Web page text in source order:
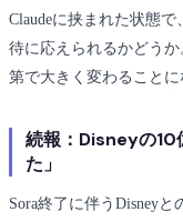
Claudeに挟まれた状態
待に応えられるかどう
第で大きく変わることに
続報：Disneyの10
た」
Sora終了に伴うDisney